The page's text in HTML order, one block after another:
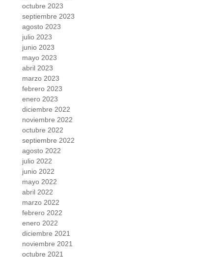
octubre 2023
septiembre 2023
agosto 2023
julio 2023
junio 2023
mayo 2023
abril 2023
marzo 2023
febrero 2023
enero 2023
diciembre 2022
noviembre 2022
octubre 2022
septiembre 2022
agosto 2022
julio 2022
junio 2022
mayo 2022
abril 2022
marzo 2022
febrero 2022
enero 2022
diciembre 2021
noviembre 2021
octubre 2021